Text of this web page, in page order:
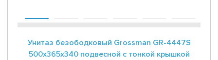
Унитаз безободковый Grossman GR-4447S
500x365x340 подвесной с тонкой крышкой